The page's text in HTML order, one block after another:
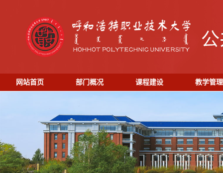
网站首页 部门概况 课程建设 教学管理